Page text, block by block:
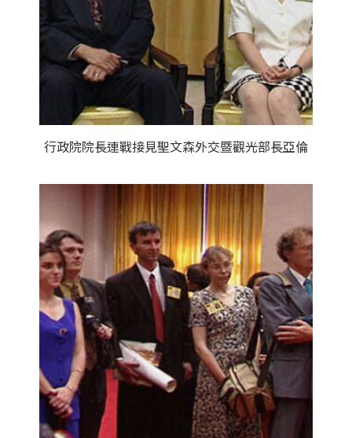
行政院院長連戰接見聖文森外交暨觀光部長亞倫